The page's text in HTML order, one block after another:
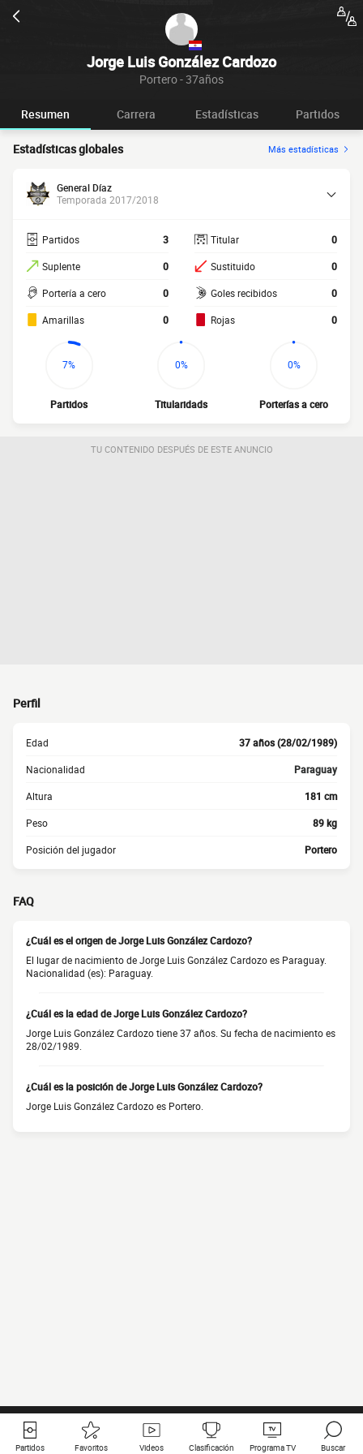
Jorge Luis González Cardozo
Portero - 37años
Resumen Carrera Estadísticas Partidos
Estadísticas globales Más estadísticas
General Díaz
Temporada 2017/2018
Partidos 3
Suplente 0
Portería a cero 0
Amarillas 0
Titular 0
Sustituido 0
Goles recibidos 0
Rojas 0
7%
Partidos
0%
Titularidads
0%
Porterías a cero
TU CONTENIDO DESPUÉS DE ESTE ANUNCIO
Perfil
Edad 37 años (28/02/1989)
Nacionalidad Paraguay
Altura 181 cm
Peso 89 kg
Posición del jugador Portero
FAQ
¿Cuál es el origen de Jorge Luis González Cardozo?
El lugar de nacimiento de Jorge Luis González Cardozo es Paraguay.
Nacionalidad (es): Paraguay.
¿Cuál es la edad de Jorge Luis González Cardozo?
Jorge Luis González Cardozo tiene 37 años. Su fecha de nacimiento es
28/02/1989.
¿Cuál es la posición de Jorge Luis González Cardozo?
Jorge Luis González Cardozo es Portero.
Partidos Favoritos Videos Clasificación Programa TV Buscar